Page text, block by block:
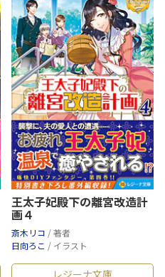
王太子妃殿下の離宮改造計
画４
斎木リコ / 著者
日向ろこ / イラスト
レジーナ文庫